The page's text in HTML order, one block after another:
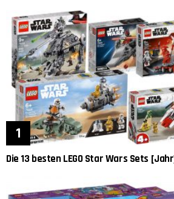
Die 13 besten LEGO Star Wars Sets